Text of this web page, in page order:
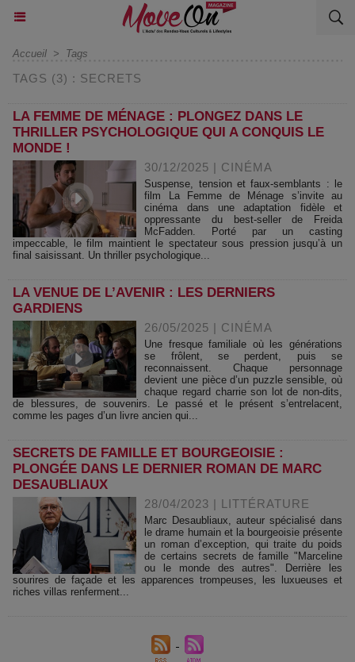
Accueil > Tags
TAGS (3) : SECRETS
LA FEMME DE MÉNAGE : PLONGEZ DANS LE
THRILLER PSYCHOLOGIQUE QUI A CONQUIS LE
MONDE !
30/12/2025 | CINÉMA
Suspense, tension et faux-semblants : le
film La Femme de Ménage s’invite au
cinéma dans une adaptation fidèle et
oppressante du best-seller de Freida
McFadden. Porté par un casting
impeccable, le film maintient le spectateur sous pression jusqu’à un
final saisissant. Un thriller psychologique...
LA VENUE DE L’AVENIR : LES DERNIERS
GARDIENS
26/05/2025 | CINÉMA
Une fresque familiale où les générations
se frôlent, se perdent, puis se
reconnaissent. Chaque personnage
devient une pièce d’un puzzle sensible, où
chaque regard charrie son lot de non-dits,
de blessures, de souvenirs. Le passé et le présent s’entrelacent,
comme les pages d’un livre ancien qui...
SECRETS DE FAMILLE ET BOURGEOISIE :
PLONGÉE DANS LE DERNIER ROMAN DE MARC
DESAUBLIAUX
28/04/2023 | LITTÉRATURE
Marc Desaubliaux, auteur spécialisé dans
le drame humain et la bourgeoisie présente
un roman d’exception, qui traite du poids
de certains secrets de famille "Marceline
ou le monde des autres". Derrière les
sourires de façade et les apparences trompeuses, les luxueuses et
riches villas renferment...